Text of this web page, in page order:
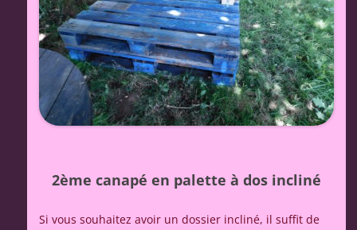
2ème canapé en palette à dos incliné
Si vous souhaitez avoir un dossier incliné, il suffit de